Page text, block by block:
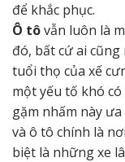
để khắc phục.
Ô tôvẫn luôn là
đó, bất cứ ai
tuổi thọ của xế
một yếu tố khó
gặm nhấm này
và ô tô chính là
biệt là những xe